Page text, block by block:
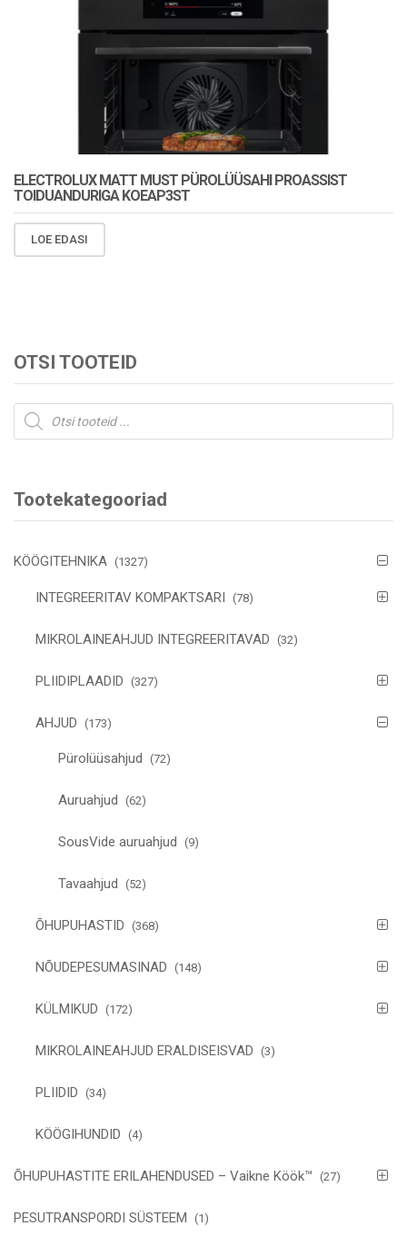
ELECTROLUX MATT MUST PÜROLÜÜSAHI PROASSIST
TOIDUANDURIGA KOEAP3ST
LOE EDASI
OTSI TOOTEID
Products
search
Tootekategooriad
KÖÖGITEHNIKA (1327)
INTEGREERITAV KOMPAKTSARI (78)
MIKROLAINEAHJUD INTEGREERITAVAD (32)
PLIIDIPLAADID (327)
AHJUD (173)
Pürolüüsahjud (72)
Auruahjud (62)
SousVide auruahjud (9)
Tavaahjud (52)
ÕHUPUHASTID (368)
NÕUDEPESUMASINAD (148)
KÜLMIKUD (172)
MIKROLAINEAHJUD ERALDISEISVAD (3)
PLIIDID (34)
KÖÖGIHUNDID (4)
ÕHUPUHASTITE ERILAHENDUSED – Vaikne Köök™ (27)
PESUTRANSPORDI SÜSTEEM (1)